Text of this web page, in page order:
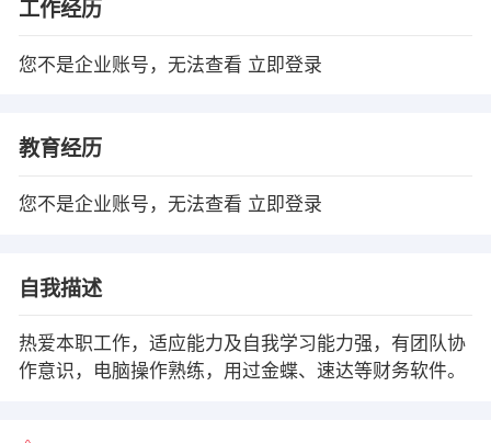
工作经历
您不是企业账号，无法查看 立即登录
教育经历
您不是企业账号，无法查看 立即登录
自我描述
热爱本职工作，适应能力及自我学习能力强，有团队协
作意识，电脑操作熟练，用过金蝶、速达等财务软件。